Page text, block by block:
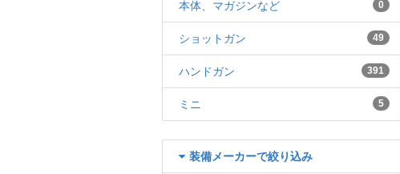
本体、マガジンなど 0
ショットガン 49
ハンドガン 391
ミニ 5
装備メーカーで絞り込み